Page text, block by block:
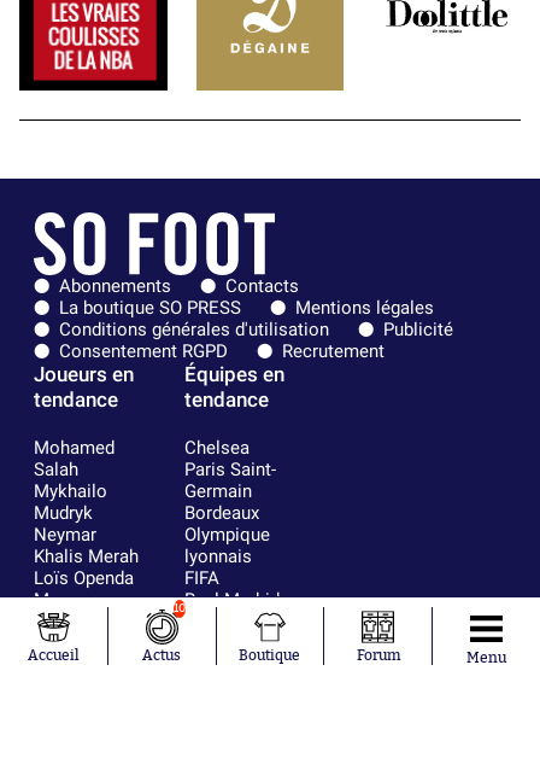
Abonnements
Contacts
La boutique SO PRESS
Mentions légales
Conditions générales d'utilisation
Publicité
Consentement RGPD
Recrutement
Joueurs en
tendance
Mohamed
Salah
Mykhailo
Mudryk
Neymar
Khalis Merah
Loïs Openda
Moussa
Niakhaté
Nicolás
Tagliafico
Équipes en
tendance
Chelsea
Paris Saint-
Germain
Bordeaux
Olympique
lyonnais
FIFA
Real Madrid
RC Strasbourg
France
Accueil
10
Actus Boutique Forum Menu